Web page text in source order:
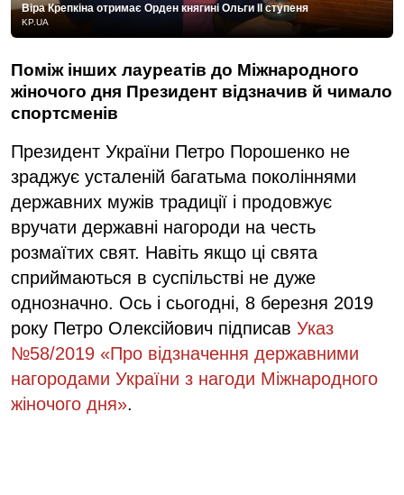
Віра Крепкіна отримає Орден княгині Ольги ІІ ступеня
KP.UA
Поміж інших лауреатів до Міжнародного
жіночого дня Президент відзначив й чимало
спортсменів
Президент України Петро Порошенко не
зраджує усталеній багатьма поколіннями
державних мужів традиції і продовжує
вручати державні нагороди на честь
розмаїтих свят. Навіть якщо ці свята
сприймаються в суспільстві не дуже
однозначно. Ось і сьогодні, 8 березня 2019
року Петро Олексійович підписав Указ
№58/2019 «Про відзначення державними
нагородами України з нагоди Міжнародного
жіночого дня».